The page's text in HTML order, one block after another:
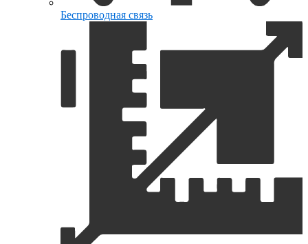
Беспроводная связь